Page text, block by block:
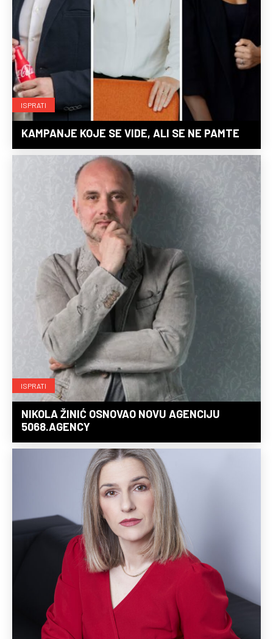
ISPRATI
KAMPANJE KOJE SE VIDE, ALI SE NE PAMTE
ISPRATI
NIKOLA ŽINIĆ OSNOVAO NOVU AGENCIJU
5068.AGENCY